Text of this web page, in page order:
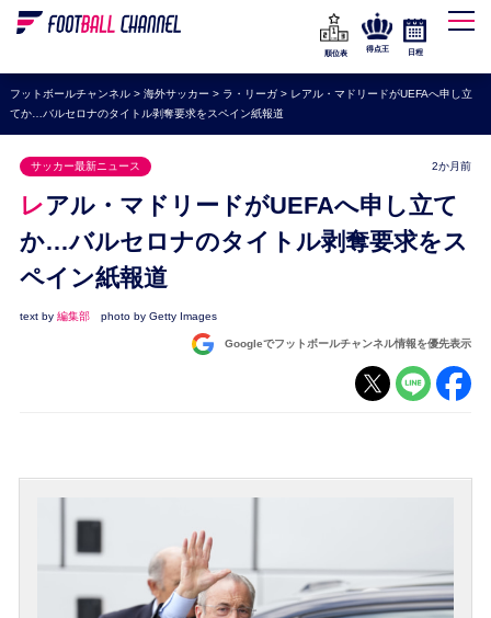
WEリーグ
海外サッカー
プレミアリーグ
ラ・リーガ
セリエA
ブンデスリーガ
UEFA
ナショナルチーム
順位表
得点王 日程
フットボールチャンネル> 海外サッカー > ラ・リーガ> レアル・マドリードがUEFAへ申し立
てか…バルセロナのタイトル剥奪要求をスペイン紙報道
サッカー最新ニュース 2か月前
レアル・マドリードがUEFAへ申し立て
か…バルセロナのタイトル剥奪要求をス
ペイン紙報道
text by 編集部 photo by Getty Images
Googleでフットボールチャンネル情報を優先表示